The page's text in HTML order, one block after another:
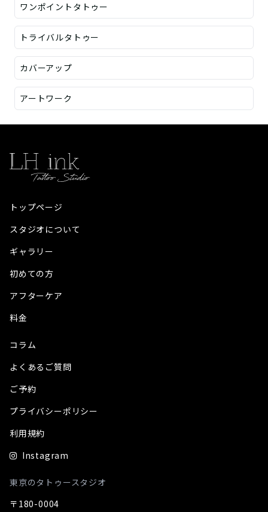
ワンポイントタトゥー
トライバルタトゥー
カバーアップ
アートワーク
トップページ
スタジオについて
ギャラリー
初めての方
アフターケア
料金
コラム
よくあるご質問
ご予約
プライバシーポリシー
利用規約
Instagram
東京のタトゥースタジオ
〒180-0004